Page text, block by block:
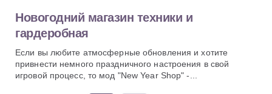
Новогодний магазин техники и
гардеробная
Если вы любите атмосферные обновления и хотите
привнести немного праздничного настроения в свой
игровой процесс, то мод "New Year Shop" -...